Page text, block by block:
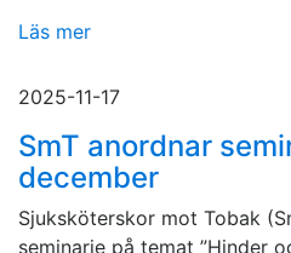
Läs mer
2025-11-17
SmT anordnar
december
Sjuksköterskor mot Tobak
seminarie på temat ”Hinder